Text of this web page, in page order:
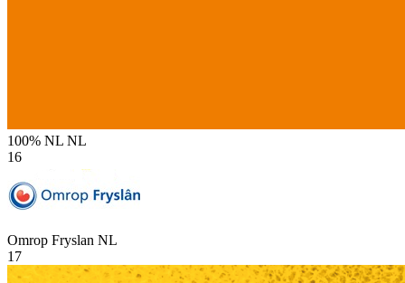
100% NL NL
16
Omrop Fryslan NL
17